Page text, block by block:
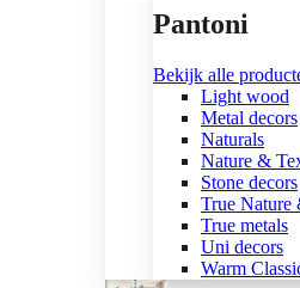
Pantoni
Bekijk alle
Light wood
Metal decors
Naturals
Nature &
Stone decors
True Nature
True metals
Uni decors
Warm